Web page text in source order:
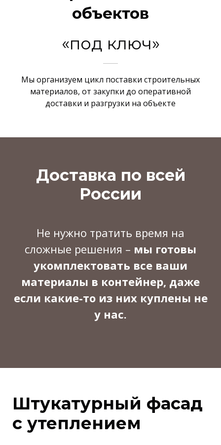
объектов
«под ключ»
Мы организуем цикл поставки строительных
материалов, от закупки до оперативной
доставки и разгрузки на объекте
Доставка по всей
России
Не нужно тратить время на
сложные решения – мы готовы
укомплектовать все ваши
материалы в контейнер, даже
если какие-то из них куплены не
у нас.
Штукатурный фасад
с утеплением